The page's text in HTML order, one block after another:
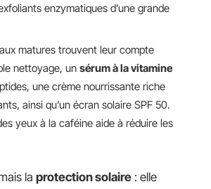
enzymatiques d’une grande
matures trouvent leur compte
nettoyage, un sérum à la vitamine
une crème nourrissante riche
ainsi qu’un écran solaire SPF 50.
yeux à la caféine aide à réduire les
la protection solaire : elle